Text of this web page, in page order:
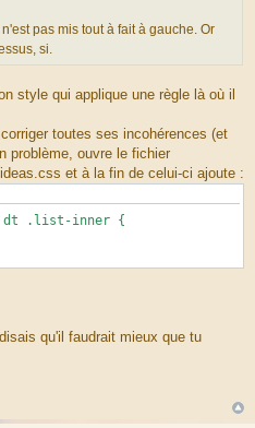
pas mis tout à fait à gauche. Or
si.
style qui applique une règle là où il
toutes ses incohérences (et
problème, ouvre le fichier
et à la fin de celui-ci ajoute :
dt .list-inner {
qu'il faudrait mieux que tu